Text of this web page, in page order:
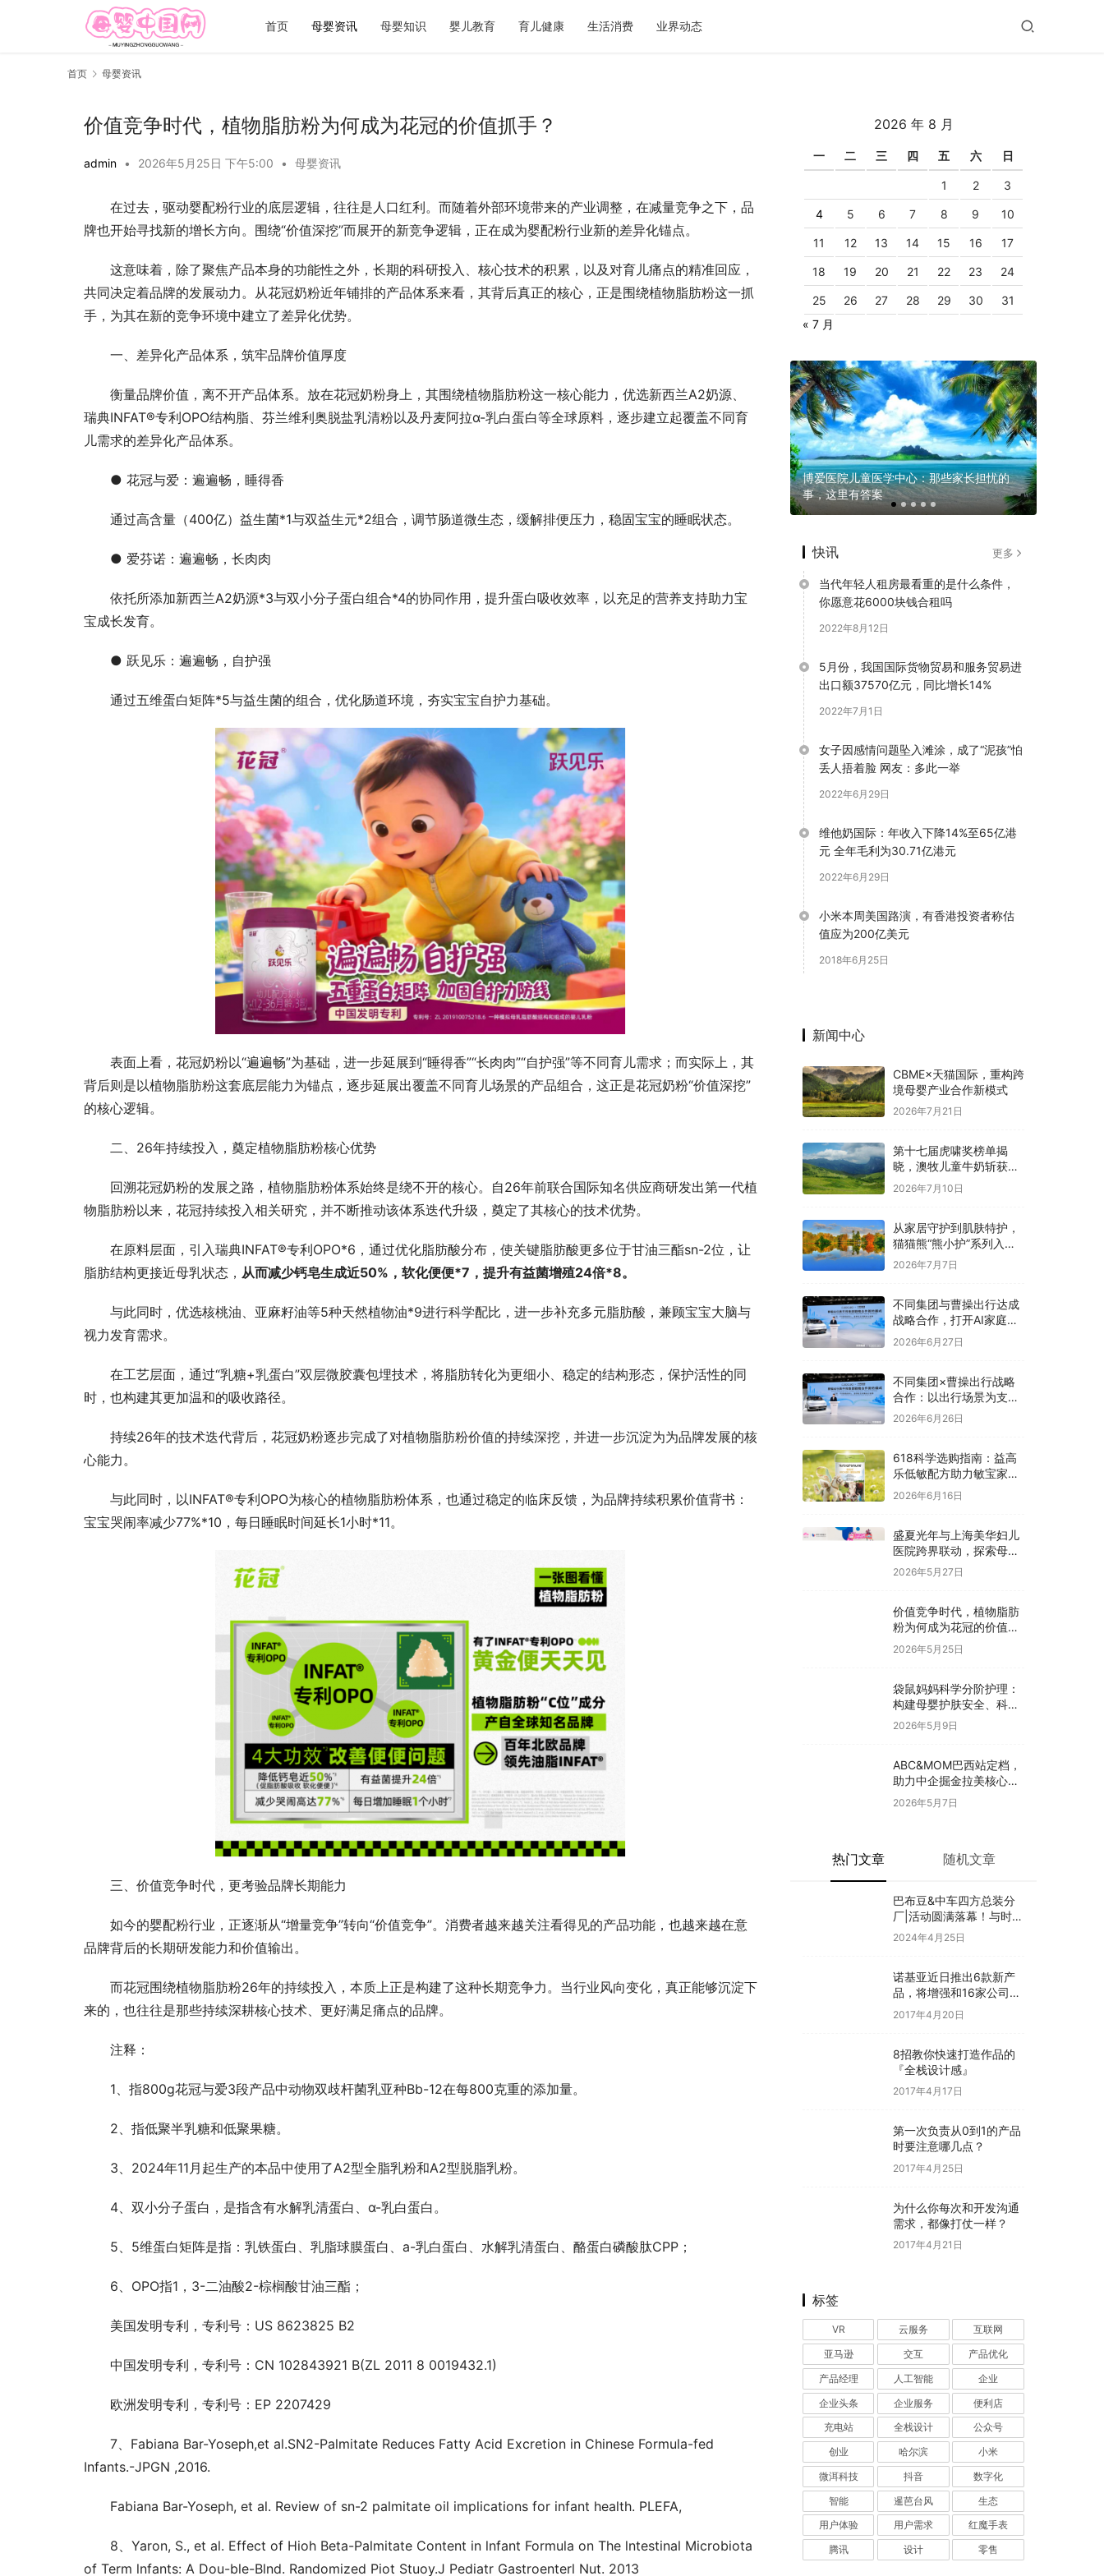
首页 母婴资讯 母婴知识 婴儿教育 育儿健康 生活消费 业界动态
首页 母婴资讯
价值竞争时代，植物脂肪粉为何成为花冠的价值抓手？
admin • 2026年5月25日 下午5:00 • 母婴资讯
在过去，驱动婴配粉行业的底层逻辑，往往是人口红利。而随着外部环境带来的产业调整，在减量竞争之下，品
牌也开始寻找新的增长方向。围绕“价值深挖”而展开的新竞争逻辑，正在成为婴配粉行业新的差异化锚点。
这意味着，除了聚焦产品本身的功能性之外，长期的科研投入、核心技术的积累，以及对育儿痛点的精准回应，
共同决定着品牌的发展动力。从花冠奶粉近年铺排的产品体系来看，其背后真正的核心，正是围绕植物脂肪粉这一抓
手，为其在新的竞争环境中建立了差异化优势。
一、差异化产品体系，筑牢品牌价值厚度
衡量品牌价值，离不开产品体系。放在花冠奶粉身上，其围绕植物脂肪粉这一核心能力，优选新西兰A2奶源、
瑞典INFAT®专利OPO结构脂、芬兰维利奥脱盐乳清粉以及丹麦阿拉α-乳白蛋白等全球原料，逐步建立起覆盖不同育
儿需求的差异化产品体系。
● 花冠与爱：遍遍畅，睡得香
通过高含量（400亿）益生菌*1与双益生元*2组合，调节肠道微生态，缓解排便压力，稳固宝宝的睡眠状态。
● 爱芬诺：遍遍畅，长肉肉
依托所添加新西兰A2奶源*3与双小分子蛋白组合*4的协同作用，提升蛋白吸收效率，以充足的营养支持助力宝
宝成长发育。
● 跃见乐：遍遍畅，自护强
通过五维蛋白矩阵*5与益生菌的组合，优化肠道环境，夯实宝宝自护力基础。
表面上看，花冠奶粉以“遍遍畅”为基础，进一步延展到“睡得香”“长肉肉”“自护强”等不同育儿需求；而实际上，其
背后则是以植物脂肪粉这套底层能力为锚点，逐步延展出覆盖不同育儿场景的产品组合，这正是花冠奶粉“价值深挖”
的核心逻辑。
二、26年持续投入，奠定植物脂肪粉核心优势
回溯花冠奶粉的发展之路，植物脂肪粉体系始终是绕不开的核心。自26年前联合国际知名供应商研发出第一代植
物脂肪粉以来，花冠持续投入相关研究，并不断推动该体系迭代升级，奠定了其核心的技术优势。
在原料层面，引入瑞典INFAT®专利OPO*6，通过优化脂肪酸分布，使关键脂肪酸更多位于甘油三酯sn-2位，让
脂肪结构更接近母乳状态， 从而减少钙皂生成近50%，软化便便*7，提升有益菌增殖24倍*8。
与此同时，优选核桃油、亚麻籽油等5种天然植物油*9进行科学配比，进一步补充多元脂肪酸，兼顾宝宝大脑与
视力发育需求。
在工艺层面，通过“乳糖+乳蛋白”双层微胶囊包埋技术，将脂肪转化为更细小、稳定的结构形态，保护活性的同
时，也构建其更加温和的吸收路径。
持续26年的技术迭代背后，花冠奶粉逐步完成了对植物脂肪粉价值的持续深挖，并进一步沉淀为为品牌发展的核
心能力。
与此同时，以INFAT®专利OPO为核心的植物脂肪粉体系，也通过稳定的临床反馈，为品牌持续积累价值背书：
宝宝哭闹率减少77%*10，每日睡眠时间延长1小时*11。
三、价值竞争时代，更考验品牌长期能力
如今的婴配粉行业，正逐渐从“增量竞争”转向“价值竞争”。消费者越来越关注看得见的产品功能，也越来越在意
品牌背后的长期研发能力和价值输出。
而花冠围绕植物脂肪粉26年的持续投入，本质上正是构建了这种长期竞争力。当行业风向变化，真正能够沉淀下
来的，也往往是那些持续深耕核心技术、更好满足痛点的品牌。
注释：
1、指800g花冠与爱3段产品中动物双歧杆菌乳亚种Bb-12在每800克重的添加量。
2、指低聚半乳糖和低聚果糖。
3、2024年11月起生产的本品中使用了A2型全脂乳粉和A2型脱脂乳粉。
4、双小分子蛋白，是指含有水解乳清蛋白、α-乳白蛋白。
5、5维蛋白矩阵是指：乳铁蛋白、乳脂球膜蛋白、a-乳白蛋白、水解乳清蛋白、酪蛋白磷酸肽CPP；
6、OPO指1，3-二油酸2-棕榈酸甘油三酯；
美国发明专利，专利号：US 8623825 B2
中国发明专利，专利号：CN 102843921 B(ZL 2011 8 0019432.1)
欧洲发明专利，专利号：EP 2207429
7、Fabiana Bar-Yoseph,et al.SN2-Palmitate Reduces Fatty Acid Excretion in Chinese Formula-fed
Infants.-JPGN ,2016.
Fabiana Bar-Yoseph, et al. Review of sn-2 palmitate oil implications for infant health. PLEFA,
8、Yaron, S., et al. Effect of Hioh Beta-Palmitate Content in lnfant Formula on The lntestinal Microbiota
of Term lnfants: A Dou-ble-Blnd. Randomized Piot Stuoy.J Pediatr Gastroenterl Nut. 2013
2026 年 8 月
一 二 三 四 五 六 日
1 2 3
4 5 6 7 8 9 10
11 12 13 14 15 16 17
18 19 20 21 22 23 24
25 26 27 28 29 30
31
« 7 月
博爱医院儿童医学中心：那些家长担忧的
事，这里有答案
快讯 更多
当代年轻人租房最看重的是什么条件，
你愿意花6000块钱合租吗
2022年8月12日
5月份，我国国际货物贸易和服务贸易进
出口额37570亿元，同比增长14%
2022年7月1日
女子因感情问题坠入滩涂，成了“泥孩”怕
丢人捂着脸 网友：多此一举
2022年6月29日
维他奶国际：年收入下降14%至65亿港
元 全年毛利为30.71亿港元
2022年6月29日
小米本周美国路演，有香港投资者称估
值应为200亿美元
2018年6月25日
新闻中心
CBME×天猫国际，重构跨
境母婴产业合作新模式
2026年7月21日
第十七届虎啸奖榜单揭
晓，澳牧儿童牛奶斩获母
婴亲子类优秀奖
2026年7月10日
从家居守护到肌肤特护，
猫猫熊“熊小护”系列入局
婴童敏肌洗护赛道
2026年7月7日
不同集团与曹操出行达成
战略合作，打开AI家庭生
态的想象空间
2026年6月27日
不同集团×曹操出行战略
合作：以出行场景为支
点，赋能家庭AI生态升级
2026年6月26日
618科学选购指南：益高
乐低敏配方助力敏宝家庭
科学囤货
2026年6月16日
盛夏光年与上海美华妇儿
医院跨界联动，探索母婴
护理价值新模式
2026年5月27日
价值竞争时代，植物脂肪
粉为何成为花冠的价值抓
手？
2026年5月25日
袋鼠妈妈科学分阶护理：
构建母婴护肤安全、科
学、有效新体系
2026年5月9日
ABC&MOM巴西站定档，
助力中企掘金拉美核心市
场
2026年5月7日
热门文章 随机文章
巴布豆&中车四方总装分
厂|活动圆满落幕！与时代
同行·见证新生
2024年4月25日
诺基亚近日推出6款新产
品，将增强和16家公司合
作，VR领域发力明显
2017年4月20日
8招教你快速打造作品的
『全栈设计感』
2017年4月17日
第一次负责从0到1的产品
时要注意哪几点？
2017年4月25日
为什么你每次和开发沟通
需求，都像打仗一样？
2017年4月21日
标签
VR 云服务
互联网
亚马逊
交互
产品优化
产品经理
人工智能
企业
企业头条
企业服务
便利店
充电站
全栈设计
公众号
创业
哈尔滨
小米
微洱科技
抖音
数字化
智能
暹芭台风
生态
用户体验
用户需求
红魔手表
腾讯
设计 零售